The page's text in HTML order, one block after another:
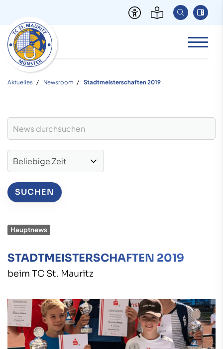
Aktuelles Newsroom Stadtmeisterschaften 2019
Hauptnews
STADTMEISTERSCHAFTEN 2019
beim TC St. Mauritz